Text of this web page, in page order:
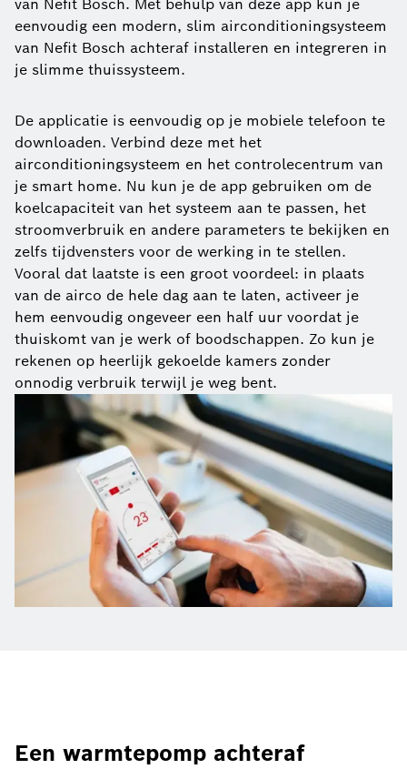
eenvoudig een modern, slim airconditioningsysteem
van Nefit Bosch achteraf installeren en integreren in
je slimme thuissysteem.
De applicatie is eenvoudig op je mobiele telefoon te
downloaden. Verbind deze met het
airconditioningsysteem en het controlecentrum van
je smart home. Nu kun je de app gebruiken om de
koelcapaciteit van het systeem aan te passen, het
stroomverbruik en andere parameters te bekijken en
zelfs tijdvensters voor de werking in te stellen.
Vooral dat laatste is een groot voordeel: in plaats
van de airco de hele dag aan te laten, activeer je
hem eenvoudig ongeveer een half uur voordat je
thuiskomt van je werk of boodschappen. Zo kun je
rekenen op heerlijk gekoelde kamers zonder
onnodig verbruik terwijl je weg bent.
Een warmtepomp achteraf